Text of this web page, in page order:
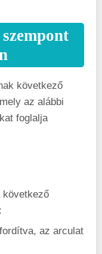
következő
az alábbi
foglalja
következő
az arculat